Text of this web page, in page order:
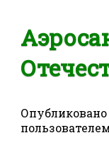
Опубликовано